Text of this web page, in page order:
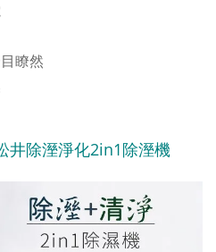
瞭然
井除溼淨化2in1除溼機